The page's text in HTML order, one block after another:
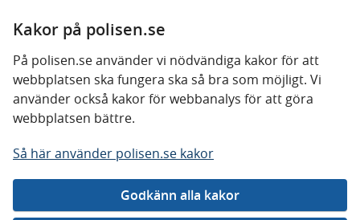
Kakor på polisen.se
På polisen.se använder vi nödvändiga kakor för att
webbplatsen ska fungera ska så bra som möjligt. Vi
använder också kakor för webbanalys för att göra
webbplatsen bättre.
Så här använder polisen.se kakor